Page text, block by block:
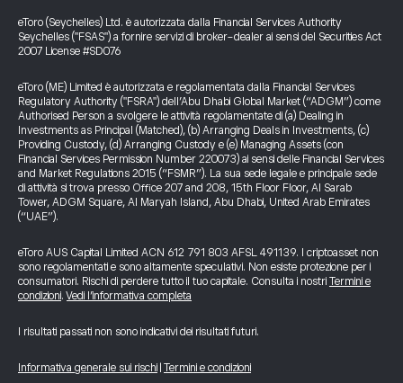
eToro (Seychelles) Ltd. è autorizzata dalla Financial Services Authority
Seychelles ("FSAS") a fornire servizi di broker-dealer ai sensi del Securities Act
2007 License #SD076
eToro (ME) Limited è autorizzata e regolamentata dalla Financial Services
Regulatory Authority ("FSRA") dell’Abu Dhabi Global Market (“ADGM”) come
Authorised Person a svolgere le attività regolamentate di (a) Dealing in
Investments as Principal (Matched), (b) Arranging Deals in Investments, (c)
Providing Custody, (d) Arranging Custody e (e) Managing Assets (con
Financial Services Permission Number 220073) ai sensi delle Financial Services
and Market Regulations 2015 (“FSMR”). La sua sede legale e principale sede
di attività si trova presso Office 207 and 208, 15th Floor Floor, Al Sarab
Tower, ADGM Square, Al Maryah Island, Abu Dhabi, United Arab Emirates
(“UAE”).
eToro AUS Capital Limited ACN 612 791 803 AFSL 491139. I criptoasset non
sono regolamentati e sono altamente speculativi. Non esiste protezione per i
consumatori. Rischi di perdere tutto il tuo capitale. Consulta i nostri Termini e
condizioni.Vedi l’informativa completa
I risultati passati non sono indicativi dei risultati futuri.
Informativa generale sui rischi Termini e condizioni